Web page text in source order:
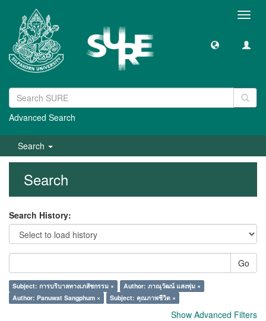
Advanced Search
Search
Search
Search History:
Go
Subject: การบริบาลทางเภสัชกรรม ×
Author: ภาณุวัฒน์ แสงพุ่ม ×
Author: Panuwat Sangphum ×
Subject: คุณภาพชีวิต ×
Show Advanced Filters